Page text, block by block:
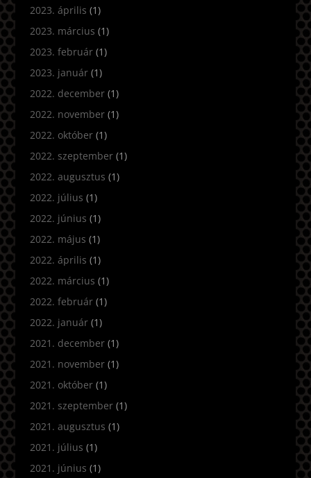
2023. április (1)
2023. március (1)
2023. február(1)
2023. január(1)
2022. december(1)
2022. november(1)
2022. október(1)
2022. szeptember(1)
2022. augusztus (1)
2022. július (1)
2022. június (1)
2022. május (1)
2022. április (1)
2022. március (1)
2022. február(1)
2022. január(1)
2021. december(1)
2021. november(1)
2021. október(1)
2021. szeptember(1)
2021. augusztus (1)
2021. július (1)
2021. június (1)